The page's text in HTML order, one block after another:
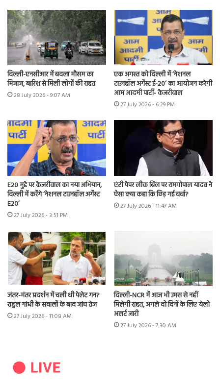
दिल्ली-एनसीआर में बदला मौसम का
मिजाज, बारिश से मिली लोगों की राहत
28 July 2026 - 9:07 AM
एक अगस्त को दिल्ली में ‘नेशनल
टाउनहॉल अगेंस्ट ई-20’ का आयोजन करेगी
आम आदमी पार्टी- केजरीवाल
27 July 2026 - 6:29 PM
E20 मुद्दे पर केजरीवाल का नया अभियान,
दिल्ली में करेंगे ‘नेशनल टाउनहॉल अगेंस्ट
E20’
27 July 2026 - 3:51 PM
एंटी पेपर लीक बिल पर रामगोपाल यादव ने
ऐसा क्या कहा कि छिड़ गई चर्चा?
27 July 2026 - 11:47 AM
जंतर-मंतर प्रदर्शन में चली थी पेलेट गन?
राहुल गांधी के सवालों के बाद जांच तेज
27 July 2026 - 11:08 AM
दिल्ली-NCR में आज भी उमस से नहीं
मिलेगी राहत, अगले दो दिनों के लिए येलो
अलर्ट जारी
27 July 2026 - 7:30 AM